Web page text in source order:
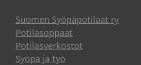
Suomen Syöpäpotilaat ry
Potilasoppaat
Potilasverkostot
Syöpä ja työ